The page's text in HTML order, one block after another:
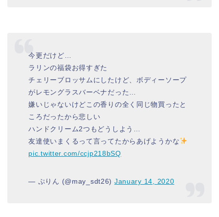
今更だけど…
ラリンの福袋お得すぎた
チェリーブロッサムにしたけど、ボディーソープ
がレモングラスバーベナだった…
嫌いじゃないけどこの香りの全く同じ物買ったと
ころだったから悲しい
ハンドクリーム2つもどうしよう…
友達使いまくるって言ってたからあげようかな
pic.twitter.com/ccjp218bSQ
— ぷりん (@may_sdt26) January 14, 2020